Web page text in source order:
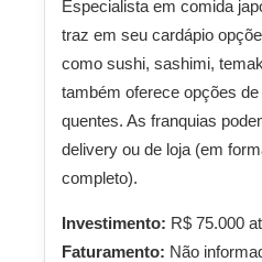
Especialista em comida
traz em seu cardápio
como sushi, sashimi,
também oferece opções
quentes. As franquias
delivery ou de loja (em
completo).
Investimento: R$ 75.000
Faturamento: Não